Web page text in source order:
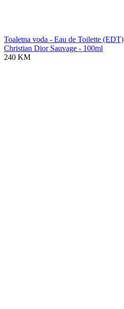
Toaletna voda - Eau de Toilette (EDT)
Christian Dior Sauvage - 100ml
240 KM